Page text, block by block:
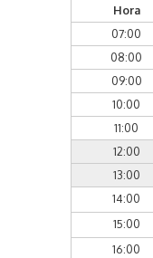
Hora
07:00
08:00
09:00
10:00
11:00
12:00
13:00
14:00
15:00
16:00